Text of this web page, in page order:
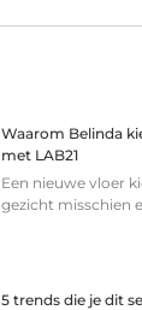
Waarom Belinda
met LAB21
Een nieuwe vloer
gezicht misschien
5 trends die je dit